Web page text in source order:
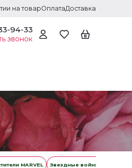
на товарОплатаДоставка
94-33
звонок
MARVEL Звездные войны